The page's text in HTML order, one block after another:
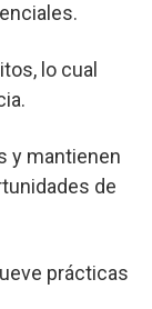
lo cual
y mantienen
de
prácticas